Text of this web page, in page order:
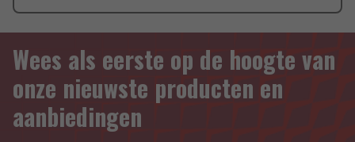
Wees als eerste op de hoogte van
onze nieuwste producten en
aanbiedingen